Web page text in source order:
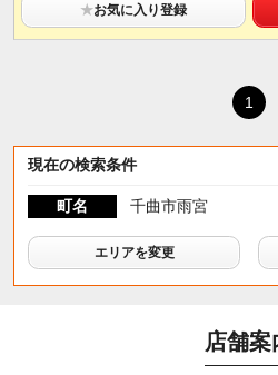
★お気に入り登録
1
現在の検索条件
町名 千曲市雨宮
エリアを変更
店舗案